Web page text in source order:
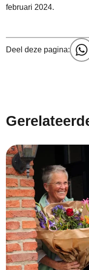
februari 2024.
Deel deze pagina: